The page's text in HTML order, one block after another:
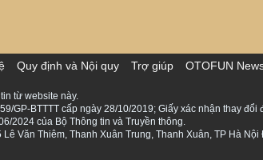
Quy định và Nội quy Trợ giúp OTOFUN
từ website này.
GP-BTTTT cấp ngày 28/10/2019; Giấy xác nhận thay đổi
2024 của Bộ Thông tin và Truyền thông.
Văn Thiêm, Thanh Xuân Trung, Thanh Xuân, TP Hà Nội